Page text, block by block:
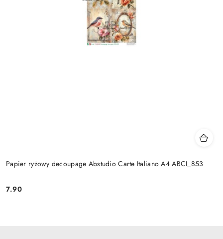
Papier ryżowy decoupage Abstudio Carte Italiano A4 ABCI_853
Cena:
7.90